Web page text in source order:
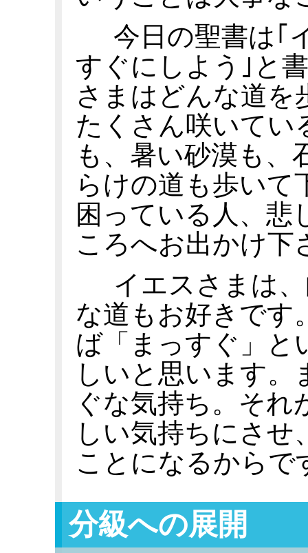
今日の聖書は｢
すぐにしよう｣と
さまはどんな道
たくさん咲いてい
も、暑い砂漠も、
らけの道も歩いて
困っている人、悲
ころへお出かけ下
イエスさまは
な道もお好きです
ば「まっすぐ」と
しいと思います。
ぐな気持ち。そ
しい気持ちにさせ
ことになるからで
分級への展開